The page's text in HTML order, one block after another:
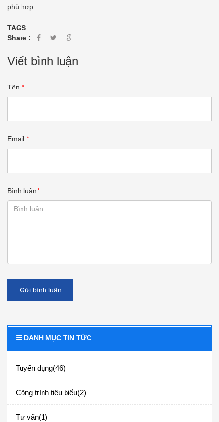
DANH MỤC TIN TỨC
Tuyển dụng(46)
Công trình tiêu biểu(2)
Tư vấn(1)
phù hợp.
TAGS:
Share :
Viết bình luận
Tên *
Email *
Bình luận*
Gửi bình luận